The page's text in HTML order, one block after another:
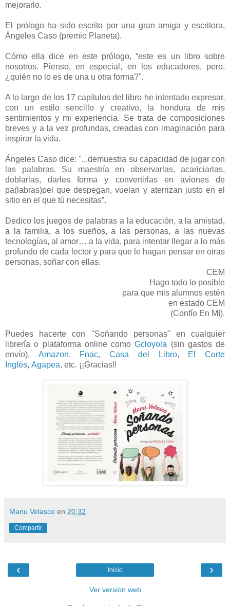
mejorarlo.
El prólogo ha sido escrito por una gran amiga y escritora,
Ángeles Caso (premio Planeta).
Cómo ella dice en este prólogo, “este es un libro sobre
nosotros. Pienso, en especial, en los educadores, pero,
¿quién no lo es de una u otra forma?".
A lo largo de los 17 capítulos del libro he intentado expresar,
con un estilo sencillo y creativo, la hondura de mis
sentimientos y mi experiencia. Se trata de composiciones
breves y a la vez profundas, creadas con imaginación para
inspirar la vida.
Ángeles Caso dice: "...demuestra su capacidad de jugar con
las palabras. Su maestría en observarlas, acariciarlas,
doblarlas, darles forma y convertirlas en aviones de
pa(labras)pel que despegan, vuelan y aterrizan justo en el
sitio en el que tú necesitas”.
Dedico los juegos de palabras a la educación, a la amistad,
a la familia, a los sueños, a las personas, a las nuevas
tecnologías, al amor… a la vida, para intentar llegar a lo más
profundo de cada lector y para que le hagan pensar en otras
personas, soñar con ellas.
CEM
Hago todo lo posible
para que mis alumnos estén
en estado CEM
(Confío En Mí).
Puedes hacerte con "Soñando personas" en cualquier
librería o plataforma online comoGcloyola (sin gastos de
envío), Amazon, Fnac,Casa del Libro, El Corte
Inglés, Agapea, etc. ¡¡Gracias!!
Manu Velasco en 20:32
Compartir
‹ ›
Inicio
Ver versión web